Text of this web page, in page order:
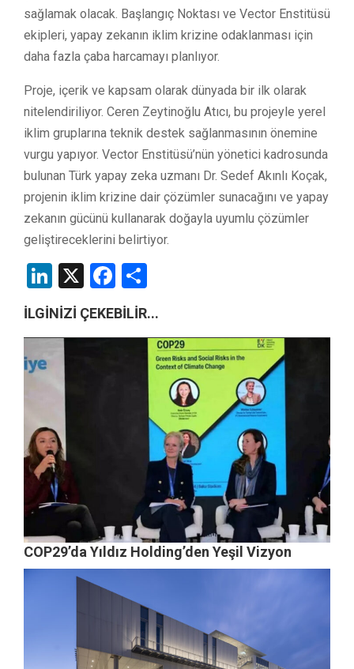
sağlamak olacak. Başlangıç Noktası ve Vector Enstitüsü
ekipleri, yapay zekanın iklim krizine odaklanması için
daha fazla çaba harcamayı planlıyor.
Proje, içerik ve kapsam olarak dünyada bir ilk olarak
nitelendiriliyor. Ceren Zeytinoğlu Atıcı, bu projeyle yerel
iklim gruplarına teknik destek sağlanmasının önemine
vurgu yapıyor. Vector Enstitüsü’nün yönetici kadrosunda
bulunan Türk yapay zeka uzmanı Dr. Sedef Akınlı Koçak,
projenin iklim krizine dair çözümler sunacağını ve yapay
zekanın gücünü kullanarak doğayla uyumlu çözümler
geliştireceklerini belirtiyor.
LinkedIn
X Facebook
İLGİNİZİ ÇEKEBİLİR...
COP29’da Yıldız Holding’den Yeşil Vizyon